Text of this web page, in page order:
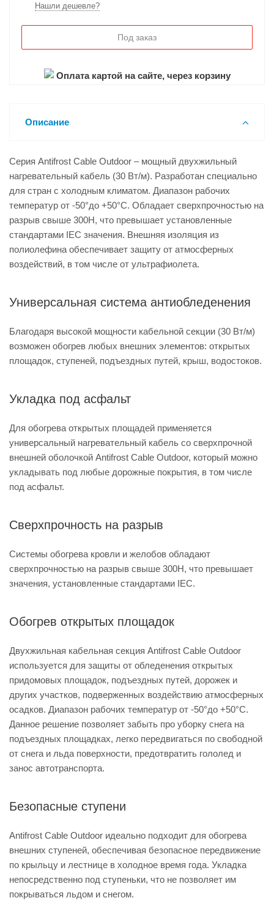
Нашли дешевле?
Под заказ
Оплата картой на сайте, через корзину
Описание
Серия Antifrost Cable Outdoor – мощный двухжильный
нагревательный кабель (30 Вт/м). Разработан специально
для стран с холодным климатом. Диапазон рабочих
температур от -50°до +50°С. Обладает сверхпрочностью на
разрыв свыше 300Н, что превышает установленные
стандартами IEC значения. Внешняя изоляция из
полиолефина обеспечивает защиту от атмосферных
воздействий, в том числе от ультрафиолета.
Универсальная система антиобледенения
Благодаря высокой мощности кабельной секции (30 Вт/м)
возможен обогрев любых внешних элементов: открытых
площадок, ступеней, подъездных путей, крыш, водостоков.
Укладка под асфальт
Для обогрева открытых площадей применяется
универсальный нагревательный кабель со сверхпрочной
внешней оболочкой Antifrost Cable Outdoor, который можно
укладывать под любые дорожные покрытия, в том числе
под асфальт.
Сверхпрочность на разрыв
Системы обогрева кровли и желобов обладают
сверхпрочностью на разрыв свыше 300Н, что превышает
значения, установленные стандартами IEC.
Обогрев открытых площадок
Двухжильная кабельная секция Antifrost Cable Outdoor
используется для защиты от обледенения открытых
придомовых площадок, подъездных путей, дорожек и
других участков, подверженных воздействию атмосферных
осадков. Диапазон рабочих температур от -50°до +50°С.
Данное решение позволяет забыть про уборку снега на
подъездных площадках, легко передвигаться по свободной
от снега и льда поверхности, предотвратить гололед и
занос автотранспорта.
Безопасные ступени
Antifrost Cable Outdoor идеально подходит для обогрева
внешних ступеней, обеспечивая безопасное передвижение
по крыльцу и лестнице в холодное время года. Укладка
непосредственно под ступеньки, что не позволяет им
покрываться льдом и снегом.